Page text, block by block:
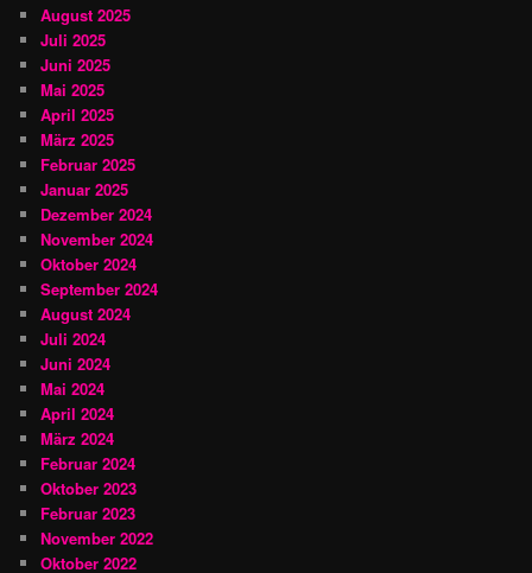
August 2025
Juli 2025
Juni 2025
Mai 2025
April 2025
März 2025
Februar 2025
Januar 2025
Dezember 2024
November 2024
Oktober 2024
September 2024
August 2024
Juli 2024
Juni 2024
Mai 2024
April 2024
März 2024
Februar 2024
Oktober 2023
Februar 2023
November 2022
Oktober 2022